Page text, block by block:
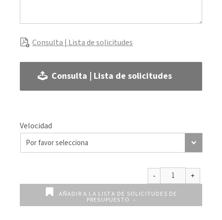
Consulta | Lista de solicitudes
Consulta | Lista de solicitudes
Velocidad
AÑADIR A LA LISTA DE SOLICITUDES DE
PRESUPUESTO